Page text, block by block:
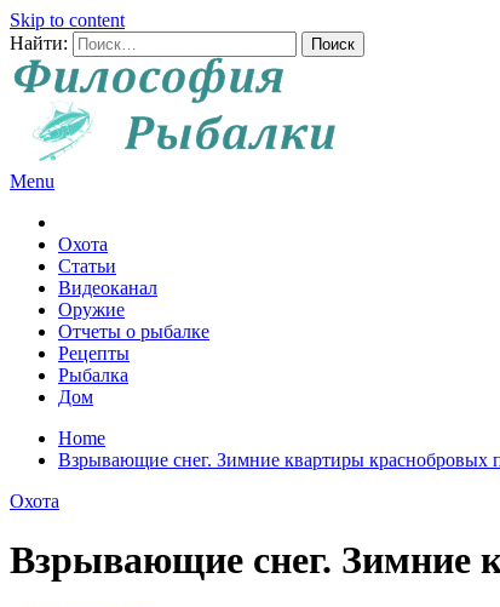
Skip to content
Найти:
Menu
Охота
Статьи
Видеоканал
Оружие
Отчеты о рыбалке
Рецепты
Рыбалка
Дом
Home
Взрывающие снег. Зимние квартиры краснобровых
Охота
Взрывающие снег. Зимние